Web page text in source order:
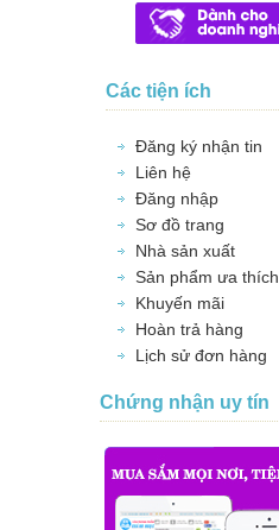
Các tiện ích
Đăng ký nhận tin
Liên hệ
Đăng nhập
Sơ đồ trang
Nhà sản xuất
Sản phẩm ưa thích
Khuyến mãi
Hoàn trả hàng
Lịch sử đơn hàng
Chứng nhận uy tín